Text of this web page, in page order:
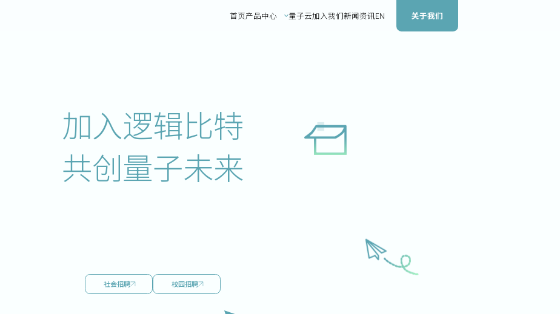
首页产品中心 量子云加入我们新闻资讯EN 关于我们
加入逻辑比特
共创量子未来
社会招聘 校园招聘